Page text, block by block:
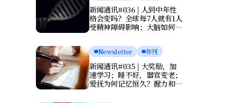
新闻通讯#036 | 人到中年性
格会变吗？全球每7人就有1人
受精神障碍影响；大脑如何清
亡？
Newsletter 年刊
新闻通讯#035 | 大奖励，加
速学习；睡不好，器官变老；
爱抚为何记忆恒久？握力和写